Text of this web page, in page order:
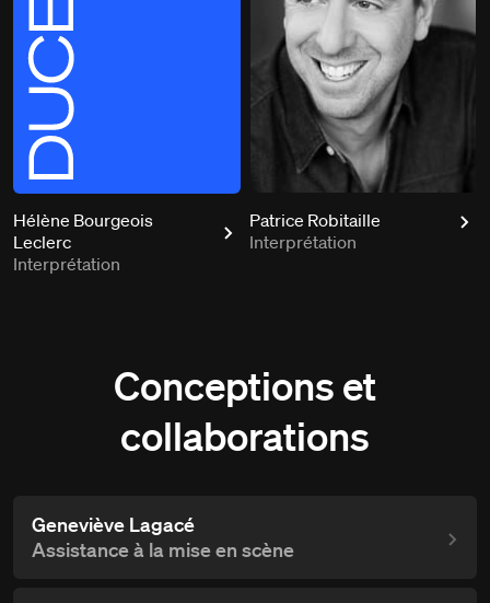
Hélène Bourgeois
Leclerc
Interprétation
Patrice Robitaille
Interprétation
Conceptions et
collaborations
Geneviève Lagacé
Assistance à la mise en scène